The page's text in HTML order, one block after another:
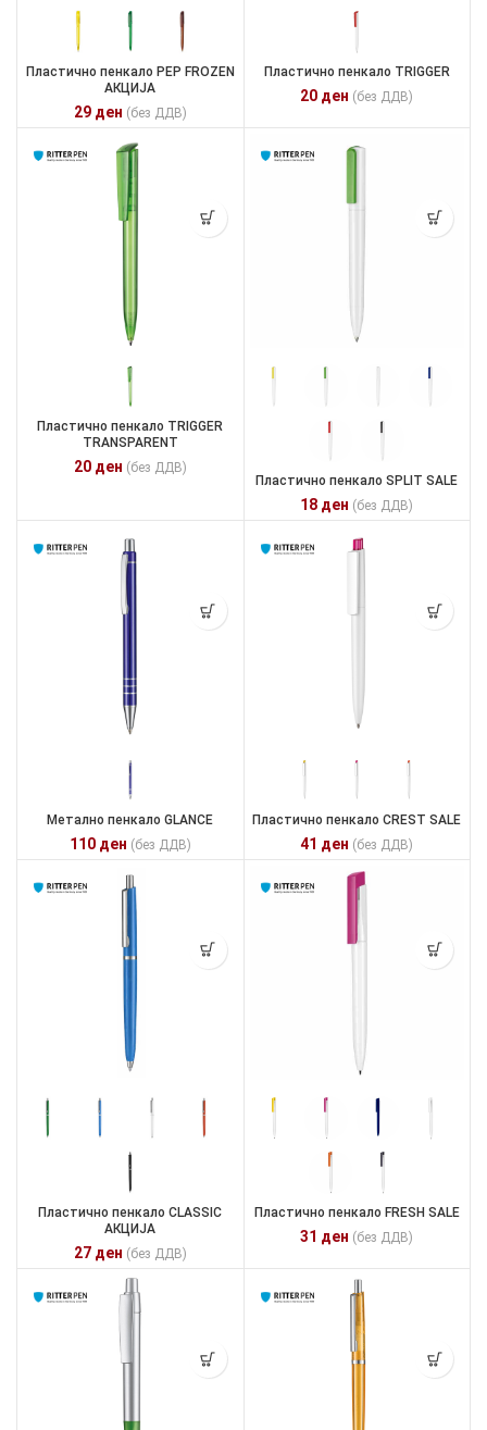
Пластично пенкало PEP FROZEN
АКЦИЈА
29 ден (без ДДВ)
Пластично пенкало TRIGGER
20 ден (без ДДВ)
Пластично пенкало TRIGGER
TRANSPARENT
20 ден (без ДДВ)
Пластично пенкало SPLIT SALE
18 ден (без ДДВ)
Метално пенкало GLANCE
110 ден (без ДДВ)
Пластично пенкало CREST SALE
41 ден (без ДДВ)
Пластично пенкало CLASSIC
АКЦИЈА
27 ден (без ДДВ)
Пластично пенкало FRESH SALE
31 ден (без ДДВ)